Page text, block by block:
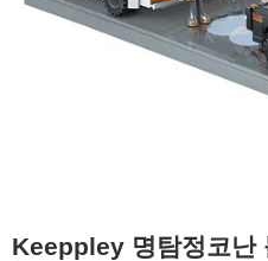
Keeppley 명탐정코난